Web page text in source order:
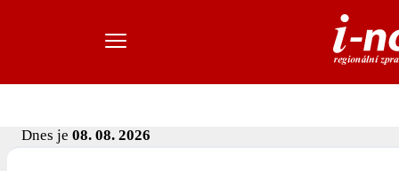
Dnes je 08. 08. 2026